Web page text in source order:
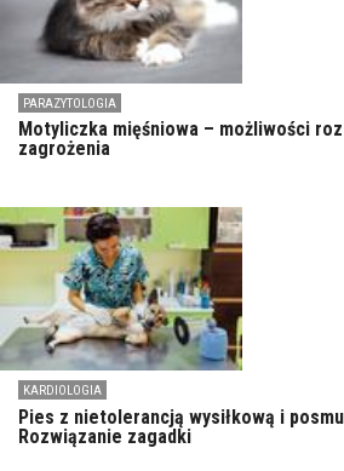
PARAZYTOLOGIA
Motyliczka mięśniowa – możliwości
zagrożenia
KARDIOLOGIA
Pies z nietolerancją wysiłkową i
Rozwiązanie zagadki